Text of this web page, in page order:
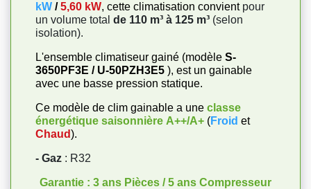
kW /5,60 kW, cette climatisation convientpour
un volume total de 110 m³ à 125 m³ (selon
isolation).
L'ensemble climatiseur gainé (modèle S-
3650PF3E / U-50PZH3E5 ), est un gainable
avec une basse pression statique.
Ce modèle de clim gainable a une classe
énergétique saisonnière A++/A+ (Froid et
Chaud).
- Gaz : R32
Garantie : 3 ans Pièces / 5 ans Compresseur